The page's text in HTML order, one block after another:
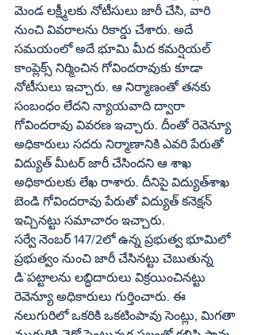
మెండ లక్ష్మీలకు నోటీసులు జారీ చేసి, వారి
నుంచి వివరాలను రికార్డు చేశారు. అదే
సమయంలో అదే భూమి మీద కమర్షియల్
కాంప్లెక్స్ నిర్మించిన గోవిందరావుకు కూడా
నోటీసులు ఇచ్చారు. ఆ నిర్మాణంతో తనకు
సంబంధం లేదని న్యాయవాది ద్వారా
గోవిందరావు వివరణ ఇచ్చారు. దీంతో రెవెన్యూ
అధికారులు సదరు నిర్మాణానికి ఎవరి పేరుతో
విద్యుత్ మీటర్ జారీ చేసిందని ఆ శాఖ
అధికారులకు లేఖ రాశారు. దీనిపై విద్యుత్‌శాఖ
బెండి గోవిందరావు పేరుతో విద్యుత్ కనెక్షన్
ఇచ్చినట్టు సమాచారం ఇచ్చారు.
సర్వే నెంబర్ 147/2లో ఉన్న ప్రభుత్వ భూమిలో
ప్రభుత్వం నుంచి జారీ చేసినట్టు చెబుతున్న
డి`పట్టాలను లబ్ధిదారులు విక్రయించినట్టు
రెవెన్యూ అధికారులు గుర్తించారు. ఈ
నలుగురిలో ఒకరికి ఒకటింపావు సెంట్లు, మిగతా